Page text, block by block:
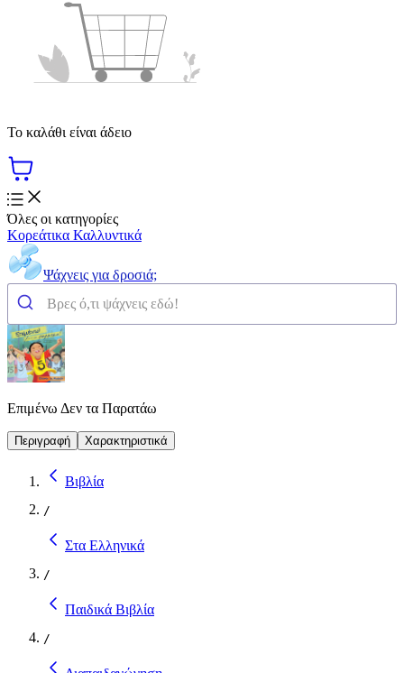
Το καλάθι είναι άδειο
Όλες οι κατηγορίες
Κορεάτικα Καλλυντικά
Ψάχνεις για δροσιά;
Επιμένω Δεν τα Παρατάω
Περιγραφή Χαρακτηριστικά
Βιβλία
/
Στα Ελληνικά
/
Παιδικά Βιβλία
/